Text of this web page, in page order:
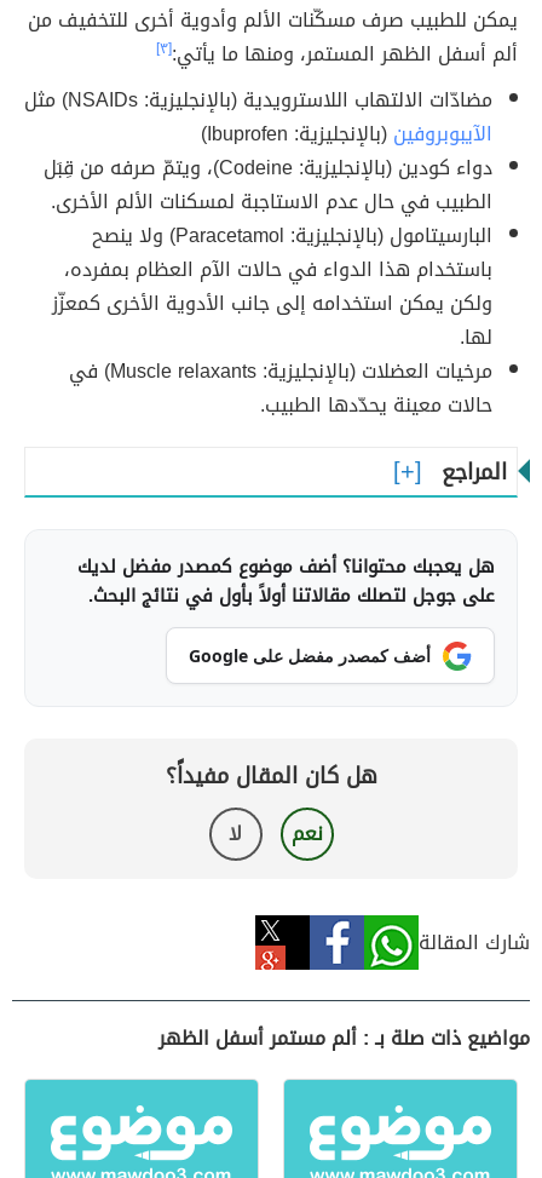
يمكن للطبيب صرف مسكّنات الألم وأدوية أخرى للتخفيف من
ألم أسفل الظهر المستمر، ومنها ما يأتي:[٣]
مضادّات الالتهاب اللاسترويدية (بالإنجليزية: NSAIDs) مثل
الآيبوبروفين(بالإنجليزية: Ibuprofen)
دواء كودين (بالإنجليزية: Codeine)، ويتمّ صرفه من قِبَل
الطبيب في حال عدم الاستاجبة لمسكنات الألم الأخرى.
البارسيتامول (بالإنجليزية: Paracetamol) ولا ينصح
باستخدام هذا الدواء في حالات الآم العظام بمفرده،
ولكن يمكن استخدامه إلى جانب الأدوية الأخرى كمعزّز
لها.
مرخيات العضلات (بالإنجليزية: Muscle relaxants) في
حالات معينة يحدّدها الطبيب.
المراجع
هل يعجبك محتوانا؟ أضف موضوع كمصدر مفضل لديك
على جوجل لتصلك مقالاتنا أولاً بأول في نتائج البحث.
أضف كمصدر مفضل على Google
هل كان المقال مفيداً؟
نعم لا
شارك المقالة
مواضيع ذات صلة بـ : ألم مستمر أسفل الظهر